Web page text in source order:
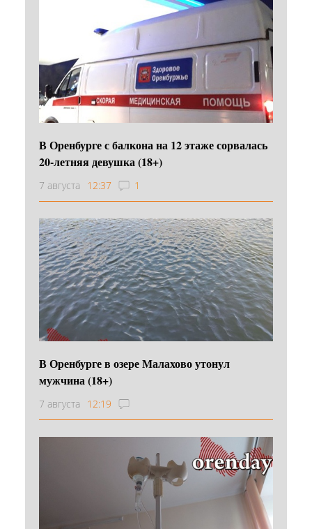
В Оренбурге с балкона на 12 этаже сорвалась
20-летняя девушка (18+)
7 августа 12:37 1
В Оренбурге в озере Малахово утонул
мужчина (18+)
7 августа 12:19